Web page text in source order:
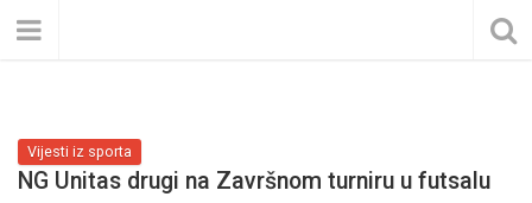
Vijesti iz sporta
NG Unitas drugi na Završnom turniru u futsalu